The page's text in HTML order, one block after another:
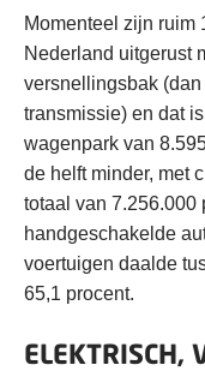
Momenteel zijn ruim
Nederland uitgerust
versnellingsbak
transmissie) en dat
wagenpark van
de helft minder, met
totaal van 7.256.000
handgeschakelde
voertuigen daalde
65,1 procent.
ELEKTRISCH,